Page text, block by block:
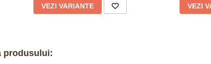
VEZI VARIANTE VEZI
produsului: